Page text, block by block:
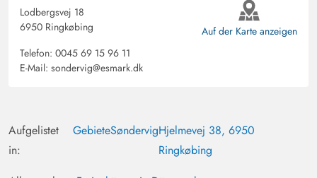
Lodbergsvej 18
6950 Ringkøbing
Telefon: 0045 69 15 96 11
E-Mail: sondervig@esmark.dk
Auf der Karte anzeigen
Aufgelistet
in:
GebieteSøndervigHjelmevej 38, 6950
Ringkøbing